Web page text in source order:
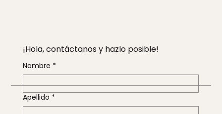
¡Hola, contáctanos y hazlo posible!
Nombre *
Apellido *